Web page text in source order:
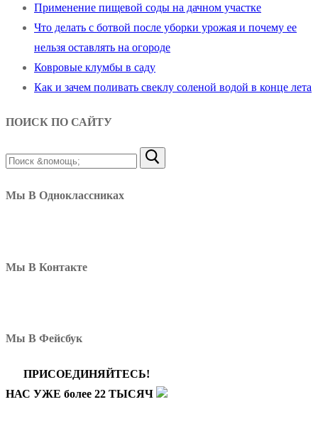
Применение пищевой соды на дачном участке
Что делать с ботвой после уборки урожая и почему ее
нельзя оставлять на огороде
Ковровые клумбы в саду
Как и зачем поливать свеклу соленой водой в конце лета
ПОИСК ПО САЙТУ
Найти:
Мы В Одноклассниках
Мы В Контакте
Мы В Фейсбук
ПРИСОЕДИНЯЙТЕСЬ!
НАС УЖЕ более 22 ТЫСЯЧ